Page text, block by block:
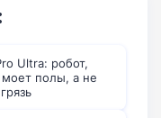
Ultra: робот,
полы, а не